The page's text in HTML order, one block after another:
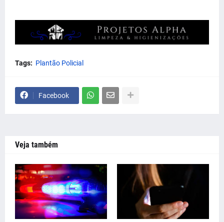
Tags: Plantão Policial
Facebook
Veja também